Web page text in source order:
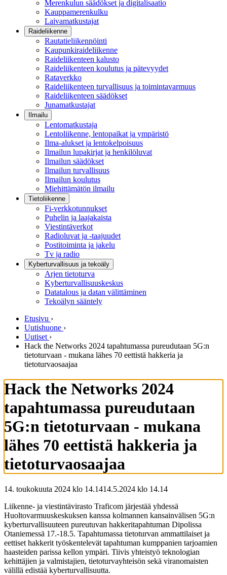
Merenkulun säädökset ja digitalisaatio
Kauppamerenkulku
Laivamatkustajat
Raideliikenne
Rautatieliikennöinti
Kaupunkiraideliikenne
Raideliikenteen kalusto
Raideliikenteen koulutus ja pätevyydet
Rataverkko
Raideliikenteen turvallisuus ja toimintavarmuus
Raideliikenteen säädökset
Junamatkustajat
Ilmailu
Lentomatkustaja
Lentoliikenne, lentopaikat ja ympäristö
Ilma-alukset ja lentokelpoisuus
Ilmailun lupakirjat ja henkilöluvat
Ilmailun säädökset
Ilmailun turvallisuus
Ilmailun koulutus
Miehittämätön ilmailu
Tietoliikenne
Fi-verkkotunnukset
Puhelin ja laajakaista
Viestintäverkot
Radioluvat ja -taajuudet
Postitoiminta ja jakelu
Tv ja radio
Kyberturvallisuus ja tekoäly
Arjen tietoturva
Kyberturvallisuuskeskus
Datatalous ja datan välittäminen
Tekoälyn sääntely
Etusivu ›
Uutishuone ›
Uutiset ›
Hack the Networks 2024 tapahtumassa pureudutaan 5G:n
tietoturvaan - mukana lähes 70 eettistä hakkeria ja
tietoturvaosaajaa
Hack the Networks 2024
tapahtumassa pureudutaan
5G:n tietoturvaan - mukana
lähes 70 eettistä hakkeria ja
tietoturvaosaajaa
14. toukokuuta 2024 klo 14.1414.5.2024 klo 14.14
Liikenne- ja viestintävirasto Traficom järjestää yhdessä
Huoltovarmuuskeskuksen kanssa kolmannen kansainvälisen 5G:n
kyberturvallisuuteen pureutuvan hakkeritapahtuman Dipolissa
Otaniemessä 17.-18.5. Tapahtumassa tietoturvan ammattilaiset ja
eettiset hakkerit työskentelevät tapahtuman kumppanien tarjoamien
haasteiden parissa kellon ympäri. Tiivis yhteistyö teknologian
kehittäjien ja valmistajien, tietoturvayhteisön sekä viranomaisten
välillä edistää kyberturvallisuutta.